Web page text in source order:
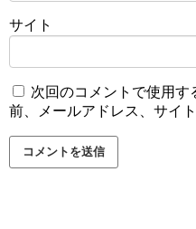
サイト
次回のコメントで使用す
前、メールアドレス、サイト